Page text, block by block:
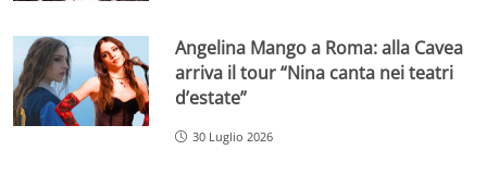
Angelina Mango a Roma: alla Cavea
arriva il tour “Nina canta nei teatri
d’estate”
30 Luglio 2026